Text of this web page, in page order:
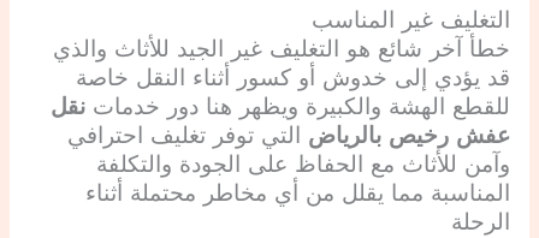
التغليف غير المناسب
خطأ آخر شائع هو التغليف غير الجيد للأثاث والذي
قد يؤدي إلى خدوش أو كسور أثناء النقل خاصة
للقطع الهشة والكبيرة ويظهر هنا دور خدمات نقل
عفش رخيص بالرياض التي توفر تغليف احترافي
وآمن للأثاث مع الحفاظ على الجودة والتكلفة
المناسبة مما يقلل من أي مخاطر محتملة أثناء
الرحلة